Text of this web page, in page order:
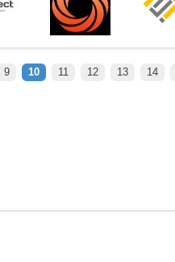
9 10 11 12 13 14